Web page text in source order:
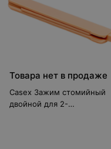
Товара нет в продаже
Casex Зажим стомийный
двойной для 2-